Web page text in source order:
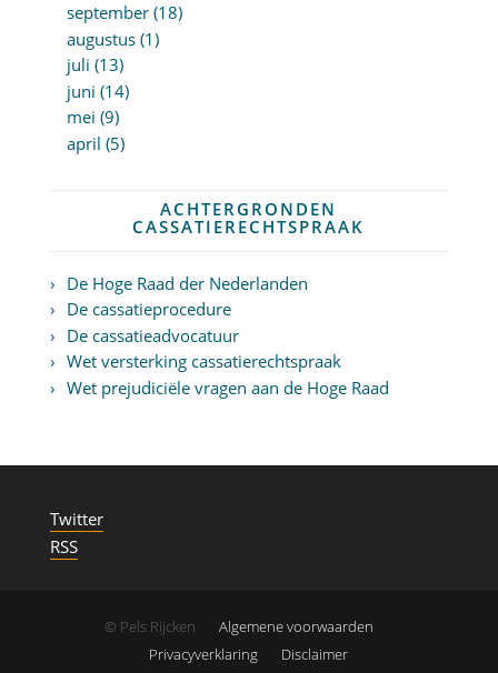
september (18)
augustus (1)
juli (13)
juni (14)
mei (9)
april (5)
ACHTERGRONDEN
CASSATIERECHTSPRAAK
De Hoge Raad der Nederlanden
De cassatieprocedure
De cassatieadvocatuur
Wet versterking cassatierechtspraak
Wet prejudiciële vragen aan de Hoge Raad
Twitter
RSS
© Pels Rijcken
Algemene voorwaarden
Privacyverklaring
Disclaimer